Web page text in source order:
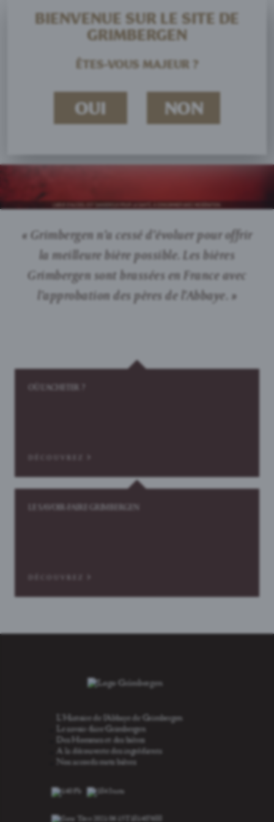
BIENVENUE SUR LE SITE DE
GRIMBERGEN
ÊTES-VOUS MAJEUR ?
OUI NON
« Grimbergen n’a cessé d’évoluer pour offrir
la meilleure bière possible. Les bières
Grimbergen sont brassées en France avec
l’approbation des pères de l’Abbaye. »
OÙ L’ACHETER ?
LE SAVOIR-FAIRE GRIMBERGEN
L'Histoire de l'Abbaye de Grimbergen
Le savoir-faire Grimbergen
Des Hommes et des bières
A la découverte des ingrédients
Nos accords mets bières